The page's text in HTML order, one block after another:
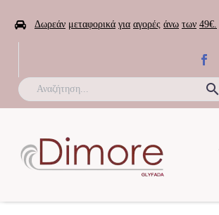
 Δωρεάν μεταφορικά για αγορές άνω των 49€.